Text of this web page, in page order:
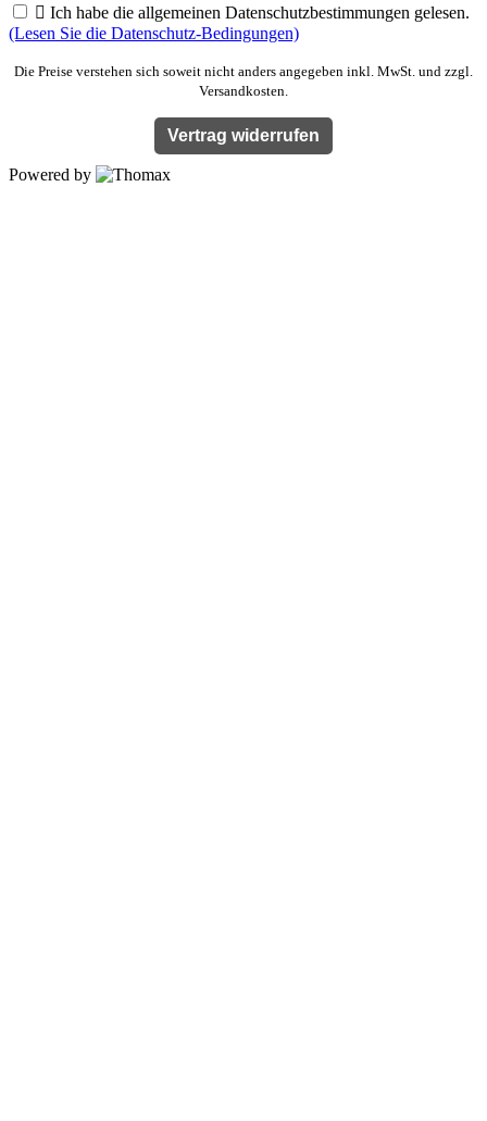
 Ich habe die allgemeinen Datenschutzbestimmungen gelesen.
(Lesen Sie die Datenschutz-Bedingungen)
Die Preise verstehen sich soweit nicht anders angegeben inkl. MwSt. und zzgl.
Versandkosten.
Vertrag widerrufen
Powered by